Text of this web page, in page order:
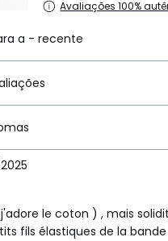
Avaliações 100%
a - recente
le coton ) , mais
fils élastiques de la